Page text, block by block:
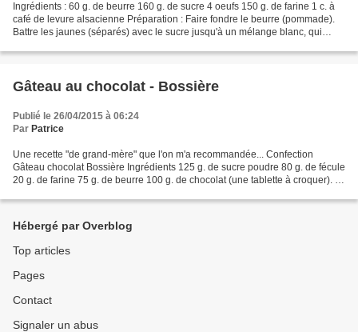
Ingrédients : 60 g. de beurre 160 g. de sucre 4 oeufs 150 g. de farine 1 c. à
café de levure alsacienne Préparation : Faire fondre le beurre (pommade).
Battre les jaunes (séparés) avec le sucre jusqu'à un mélange blanc, qui
Gâteau au chocolat - Bossière
Publié le 26/04/2015 à 06:24
Par Patrice
Une recette "de grand-mère" que l'on m'a recommandée... Confection
Gâteau chocolat Bossière Ingrédients 125 g. de sucre poudre 80 g. de fécule
20 g. de farine 75 g. de beurre 100 g. de chocolat (une tablette à croquer). 4
Hébergé par Overblog
Top articles
Pages
Contact
Signaler un abus